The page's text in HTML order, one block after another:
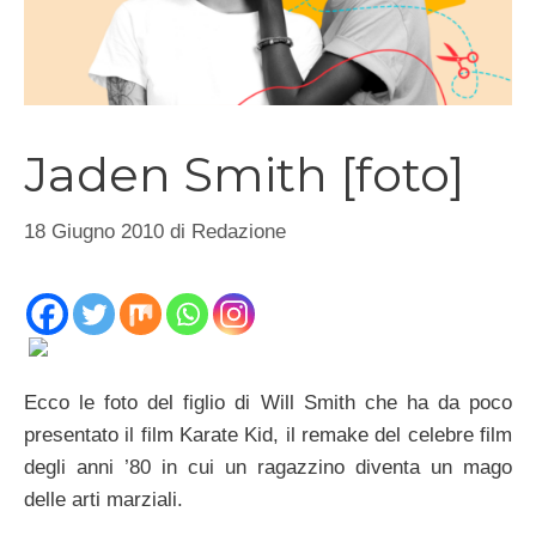
Jaden Smith [foto]
18 Giugno 2010 di Redazione
Ecco le foto del figlio di Will Smith che ha da poco
presentato il film Karate Kid, il remake del celebre film
degli anni ’80 in cui un ragazzino diventa un mago
delle arti marziali.